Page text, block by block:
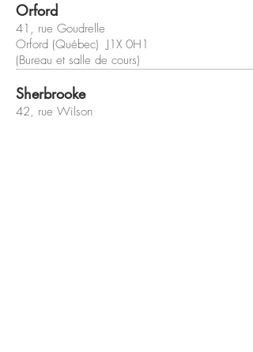
Orford
41, rue Goudrelle
Orford (Québec) J1X 0H1
(Bureau et salle de cours)
Sherbrooke
42, rue Wilson